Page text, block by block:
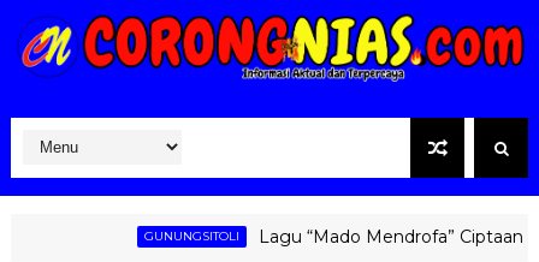
GUNUNGSITOLI Lagu “Mado Mendrofa” Ciptaan Fati